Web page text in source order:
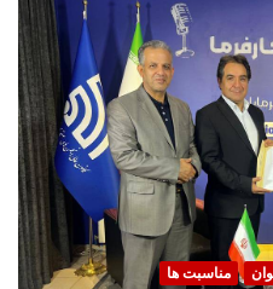
مناسبت ها